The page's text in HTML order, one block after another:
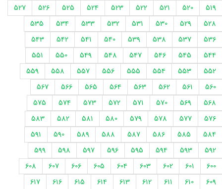
519
520
521
522
523
524
525
526
527
528
529
530
531
532
533
534
535
536
537
538
539
540
541
542
543
544
545
546
547
548
549
550
551
552
553
554
555
556
557
558
559
560
561
562
563
564
565
566
567
568
569
570
571
572
573
574
575
576
577
578
579
580
581
582
583
584
585
586
587
588
589
590
591
592
593
594
595
596
597
598
599
600
601
602
603
604
605
606
607
608
609
610
611
612
613
614
615
616
617